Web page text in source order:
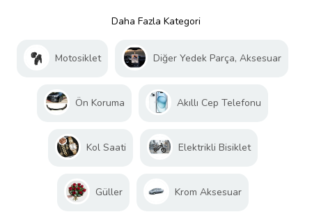
Daha Fazla Kategori
Motosiklet Diğer Yedek Parça, Aksesuar
Ön Koruma Akıllı Cep Telefonu
Kol Saati Elektrikli Bisiklet
Güller Krom Aksesuar